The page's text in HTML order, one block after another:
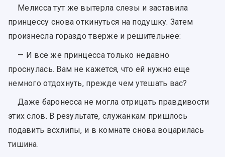
Мелисса тут же вытерла слезы и заставила
принцессу снова откинуться на подушку. Затем
произнесла гораздо тверже и решительнее:
— И все же принцесса только недавно
проснулась. Вам не кажется, что ей нужно еще
немного отдохнуть, прежде чем утешать вас?
Даже баронесса не могла отрицать правдивости
этих слов. В результате, служанкам пришлось
подавить всхлипы, и в комнате снова воцарилась
тишина.